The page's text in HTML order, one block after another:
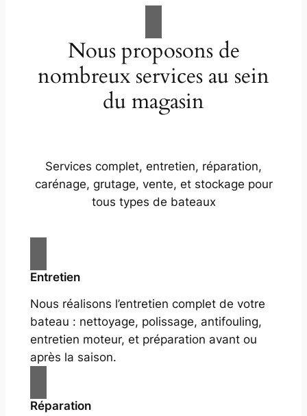
Nous proposons de
nombreux services au sein
du magasin
Services complet, entretien, réparation,
carénage, grutage, vente, et stockage pour
tous types de bateaux
Entretien
Nous réalisons l’entretien complet de votre
bateau : nettoyage, polissage, antifouling,
entretien moteur, et préparation avant ou
après la saison.
Réparation